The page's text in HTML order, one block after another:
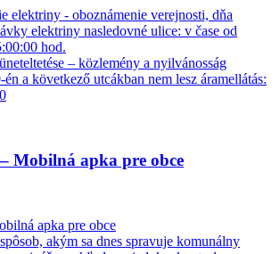
elektriny - oboznámenie verejnosti, dňa
elektriny nasledovné ulice: v čase od
hod.
– közlemény a nyilvánosság
a következő utcákban nem lesz áramellátás:
Mobilná apka pre obce
apka pre obce
akým sa dnes spravuje komunálny